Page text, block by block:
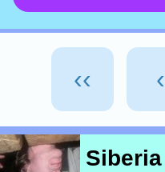
‹‹ ‹
Siberia